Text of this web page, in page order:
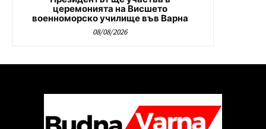
церемонията на Висшето
военноморско училище във Варна
08/08/2026